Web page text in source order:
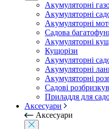
Акумуляторні
Акумуляторні
Акумуляторні
Садова
Акумуляторні
Кущорізи
Акумуляторні
Акумуляторні
Акумуляторні
Садові
Приладдя для
Аксесуари
Аксесуари